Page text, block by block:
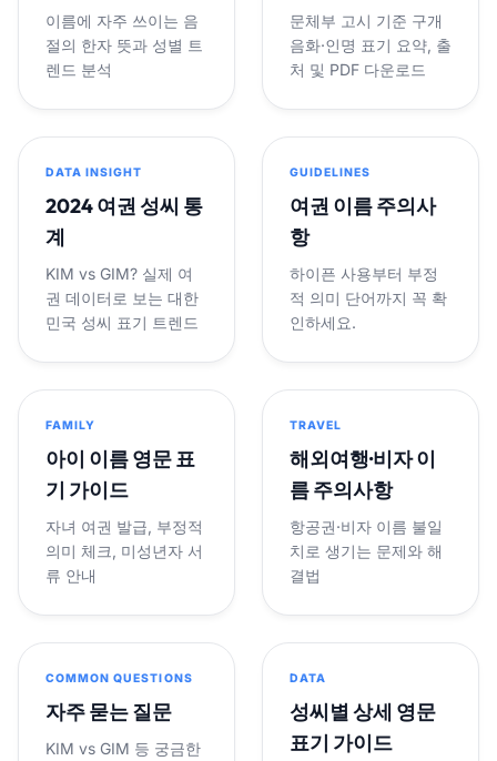
이름에 자주 쓰이는 음
절의 한자 뜻과 성별 트
렌드 분석
문체부 고시 기준 구개
음화·인명 표기 요약, 출
처 및 PDF 다운로드
DATA INSIGHT
2024 여권 성씨 통
계
KIM vs GIM? 실제 여
권 데이터로 보는 대한
민국 성씨 표기 트렌드
GUIDELINES
여권 이름 주의사
항
하이픈 사용부터 부정
적 의미 단어까지 꼭 확
인하세요.
FAMILY
아이 이름 영문 표
기 가이드
자녀 여권 발급, 부정적
의미 체크, 미성년자 서
류 안내
TRAVEL
해외여행·비자 이
름 주의사항
항공권·비자 이름 불일
치로 생기는 문제와 해
결법
COMMON QUESTIONS
자주 묻는 질문
KIM vs GIM 등 궁금한
DATA
성씨별 상세 영문
표기 가이드